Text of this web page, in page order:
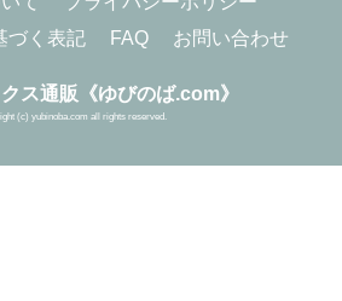
づく表記
FAQ お問い合わせ
ス通販《ゆびのば.com》
(c) yubinoba.com all rights reserved.